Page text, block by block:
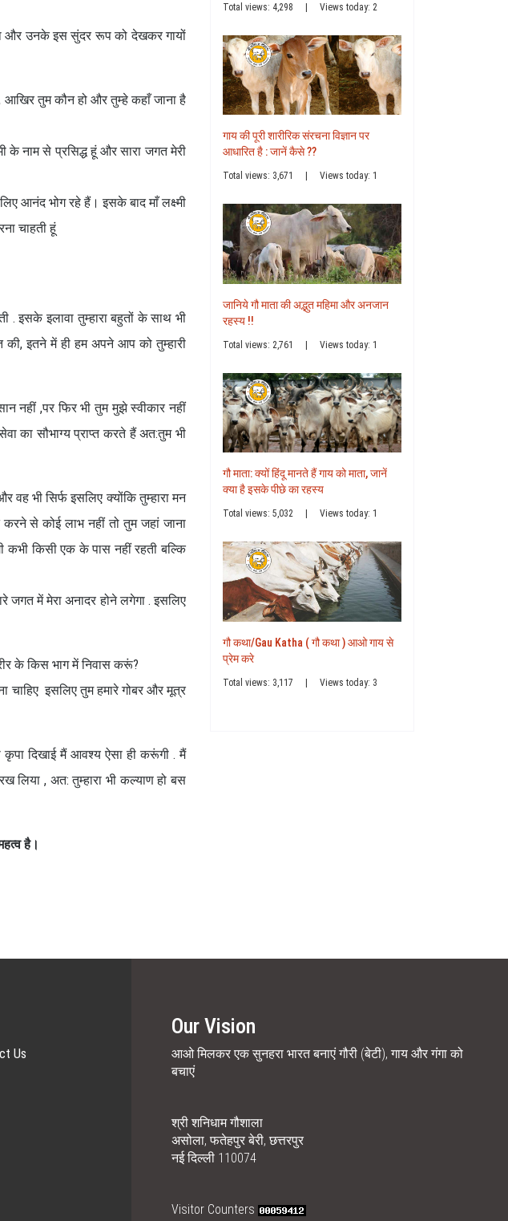
और उनके इस सुंदर रूप को देखकर गायों
तुम कौन हो और तुम्हे कहाँ जाना है
के नाम से प्रसिद्ध हूं और सारा जगत मेरी
आनंद भोग रहे हैं। इसके बाद माँ लक्ष्मी
चाहती हूं
. इसके इलावा तुम्हारा बहुतों के साथ भी
की, इतने में ही हम अपने आप को तुम्हारी
नहीं ,पर फिर भी तुम मुझे स्वीकार नहीं
का सौभाग्य प्राप्त करते हैं अत:तुम भी
वह भी सिर्फ इसलिए क्योंकि तुम्हारा मन
से कोई लाभ नहीं तो तुम जहां जाना
कभी किसी एक के पास नहीं रहती बल्कि
जगत में मेरा अनादर होने लगेगा . इसलिए
के किस भाग में निवास करूं?
चाहिए इसलिए तुम हमारे गोबर और मूत्र
कृपा दिखाई मैं आवश्य ऐसा ही करूंगी . मैं
लिया , अत: तुम्हारा भी कल्याण हो बस
है।
Total views: 4,298 | Views today: 2
गाय की पूरी शारीरिक संरचना विज्ञान पर
आधारित है : जानें कैसे ??
Total views: 3,671 Views today: 1
जानिये गौ माता की अद्भुत महिमा और अनजान
रहस्य !!
Total views: 2,761 | Views today: 1
गौ माता: क्यों हिंदू मानते हैं गाय को माता, जानें
क्या है इसके पीछे का रहस्य
Total views: 5,032 Views today: 1
गौ कथा/Gau Katha ( गौ कथा ) आओ गाय से
प्रेम करे
Total views: 3,117 | Views today: 3
Us
Our Vision
आओ मिलकर एक सुनहरा भारत बनाएं गौरी (बेटी), गाय और गंगा को
बचाएं
श्री शनिधाम गौशाला
असोला, फतेहपुर बेरी, छत्तरपुर
नई दिल्ली 110074
Visitor Counters